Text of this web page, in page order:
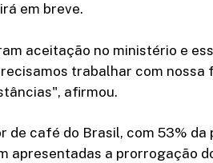
em breve.
aceitação no ministério e
trabalhar com nossa
afirmou.
de café do Brasil, com 53%
apresentadas a prorrogação